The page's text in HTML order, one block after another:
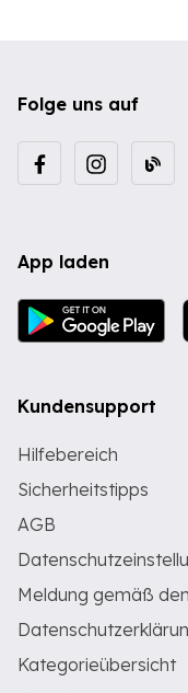
Folge uns auf
App laden
Kundensupport
Hilfebereich
Sicherheitstipps
AGB
Meldung gemäß
Kategorieübersicht